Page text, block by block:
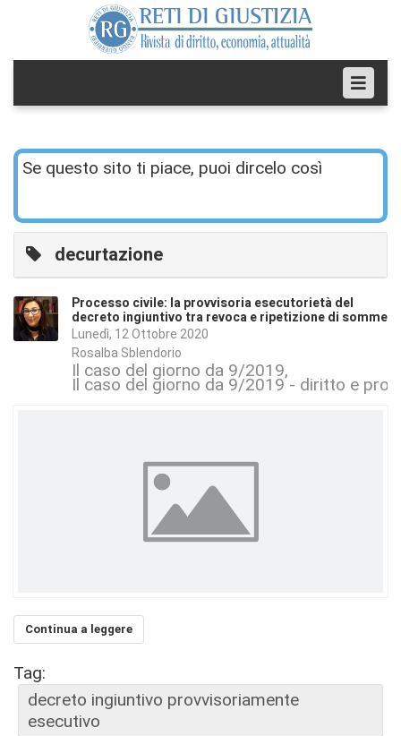
Se questo sito ti piace, puoi dircelo così
decurtazione
Processo civile: la provvisoria esecutorietà del
decreto ingiuntivo tra revoca e ripetizione di somme
Lunedì, 12 Ottobre 2020
Rosalba Sblendorio
Il caso del giorno da 9/2019
Il caso del giorno da 9/2019 - diritto e
Continua a leggere
Tag:
decreto ingiuntivo provvisoriamente
esecutivo